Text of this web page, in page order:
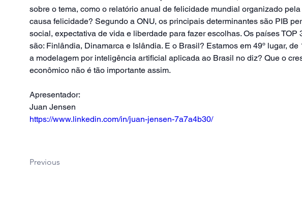
sobre o tema, como o relatório anual de felicidade mundial organizado
causa felicidade? Segundo a ONU, os principais determinantes são PIB
social, expectativa de vida e liberdade para fazer escolhas. Os países TOP
são: Finlândia, Dinamarca e Islândia. E o Brasil? Estamos em 49º lugar, de
a modelagem por inteligência artificial aplicada ao Brasil no diz? Que o
econômico não é tão importante assim.
Apresentador:
Juan Jensen
https://www.linkedin.com/in/juan-jensen-7a7a4b30/
Previous